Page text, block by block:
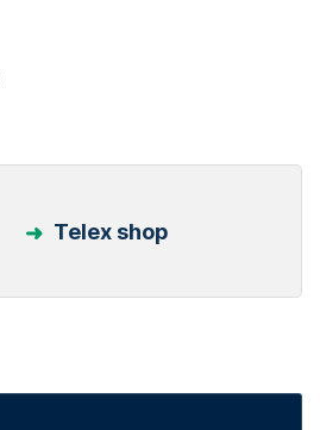
Telex shop